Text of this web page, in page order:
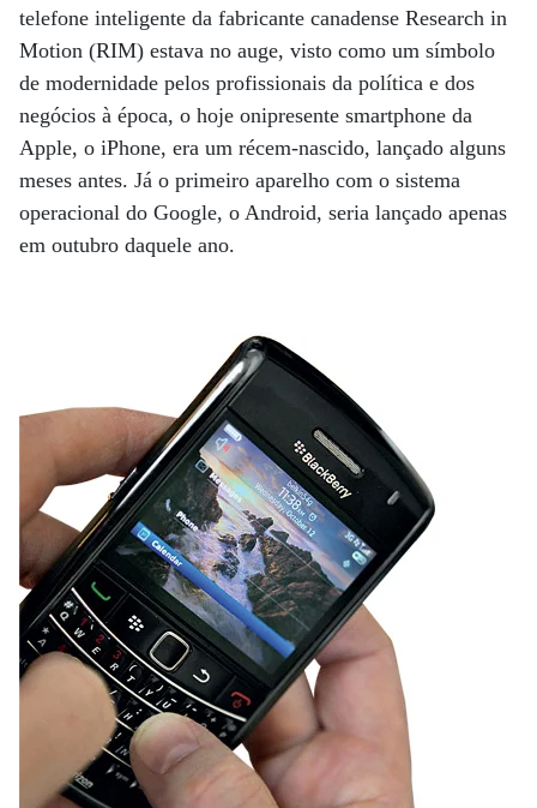
telefone inteligente da fabricante canadense Research in
Motion (RIM) estava no auge, visto como um símbolo
de modernidade pelos profissionais da política e dos
negócios à época, o hoje onipresente smartphone da
Apple, o iPhone, era um récem-nascido, lançado alguns
meses antes. Já o primeiro aparelho com o sistema
operacional do Google, o Android, seria lançado apenas
em outubro daquele ano.